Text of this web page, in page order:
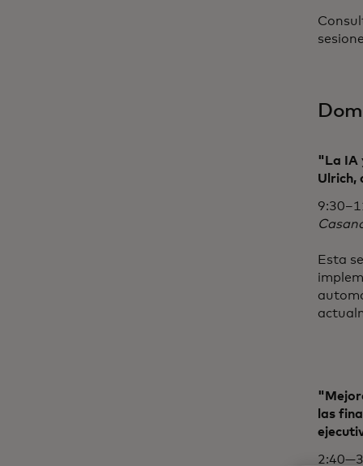
"La IA
Ulrich,
Esta
las